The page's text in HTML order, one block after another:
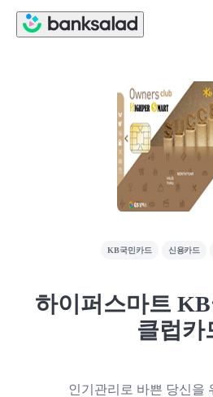
KB국민카드 신용카드
하이퍼스마트
클럽카
인기관리로 바쁜 당신을